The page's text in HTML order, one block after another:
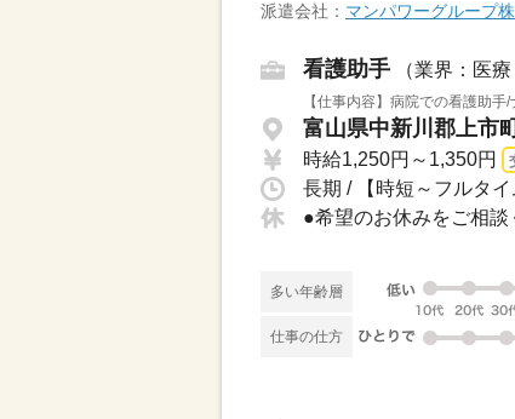
派遣会社： マンパワーグループ
看護助手 （業界：医
【仕事内容】病院での看護助
富山県中新川郡上市
時給1,250円～1,350円
長期 / 【時短～フルタ
多い年齢層
仕事の仕方